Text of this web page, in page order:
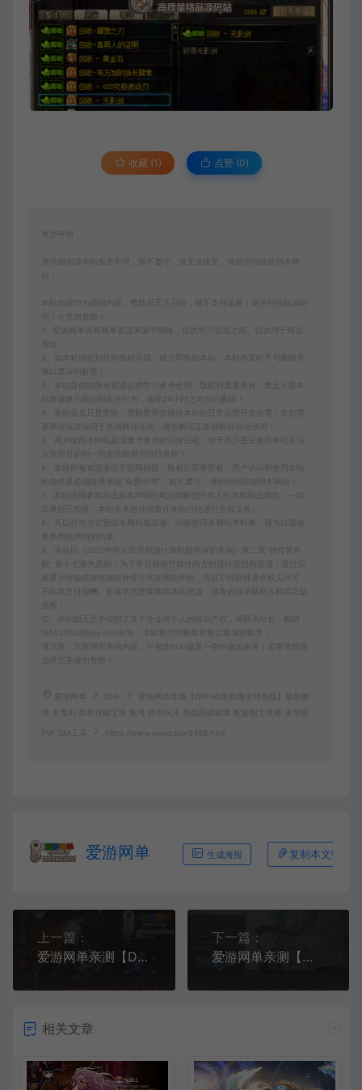
收藏 (1) 点赞 (0)
免责申明
请仔细阅读本站免责申明，如不遵守，或无法接受，请勿访问或使用本网
本站内容均为虚拟内容，赞助后无法召回，顾不支持退换！避免纠纷耽误时
间！介意勿赞助！
1、爱游网单所有网单资源来源于网络，仅供学习交流之用。切勿用于商业
2、如本帖侵犯到任何版权问题，请立即告知本站，本站将及时予与删除并
致以最深的歉意！
3、本站提供的所有资源仅供学习参考使用，版权归原著所有，禁止下载本
站资源参与商业和非法行为，请在24小时之内自行删除！
4、本站会员只是赞助，赞助费用仅维持本站的日常运营开支所需！若您需
要商业运营或用于其他商业活动，请您购买正版授权并合法使用！
5、用户使用本网站必须遵守使用的法律法规，对于用户违法使用本站非法
6、本站所有资源来自互联网转载，版权归原著所有，用户访问和使用本站
的条件是必须接受本站“免责申明”，如不遵守，请勿访问或使用本网站！
7、本站使用者因为违反本声明的规定而触犯中华人民共和国法律的，一切
后果自己负责，本站不承担任何责任本站已经进行告知义务。
8、凡以任何方式登陆本网站或直接、间接使用本网站资料者，视为自愿接
受本网站声明的约束。
9、本站以《2013中华人民共和国计算机软件保护条例》第二章"软件菩作
权” 第十七条为原则：为了学习和研究软件内含的设计思想和原理，通过安
装显示传输或者存储软件等方式使用软件的，可以不经软件著作权人许可，
不向其支付报酬。若有学员需要商用本站资源，请务必联系版权方购买正版
10、本站如无意中侵犯了某个企业或个人的知识产权，请联系站长，邮箱：
185529643@qq.com告知，本站将立即删除并致以最深的歉意！
请注意：无所谓完美的内容，不包含BUG修复一类的修改服务！若要求较高
追求完美请勿赞助！
爱游网单 DNF
爱游网单亲测【DNF60单机微变特色版】最新整
理 女鬼剑 异界技能宝珠 称号 特色玩法 挑战高级副本 配套图文攻略 未加密
PVF GM工具 https://www.aywd.top/8498.html
爱游网单 生成海报 复制本文链接
上一篇：
爱游网单亲测【DNF90龙鸣星辰】更新龙鸣缝合星辰技能 带内辅 徽章镶嵌 任务完成券 跨界继承等 GM后台 视频安装教学虚拟机一键端
下一篇：
爱游网单亲测【星际战甲单机版】最新整理旧日和平版本 完善修复 带GM后台 无限白金 可发物品道具 免虚拟机一键端 视频安装教学
相关文章